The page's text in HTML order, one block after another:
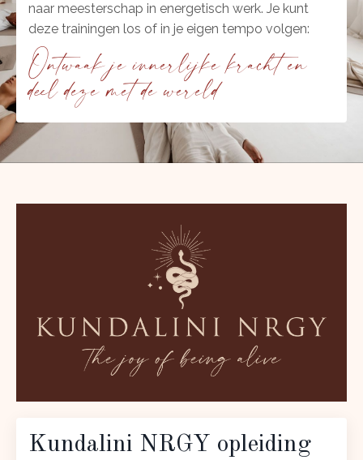
naar meesterschap in energetisch werk. Je kunt
deze trainingen los of in je eigen tempo volgen:
Ontwaak je innerlijke kracht en
deel deze met de wereld
Kundalini NRGY opleiding